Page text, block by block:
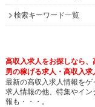
検索キーワード一覧
高収入求人をお探しなら
男の稼げる求人・高収入
最新の高収入求人情報をゲ
求人情報の他、特集やイ
報も・・・。